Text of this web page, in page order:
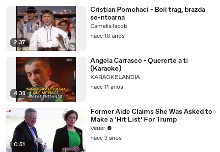
2:37
Cristian Pomohaci - Boii trag, brazda
se-ntoarna
Camelia Iacob
hace 10 años
4:38
Angela Carrasco - Quererte a ti
(Karaoke)
KARAOKELANDIA
hace 11 años
0:51
Former Aide Claims She Was Asked to
Make a ‘Hit List’ For Trump
Veuer
hace 3 años